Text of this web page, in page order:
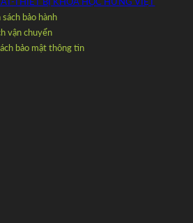
sách bảo hành
vận chuyển
bảo mật thông tin